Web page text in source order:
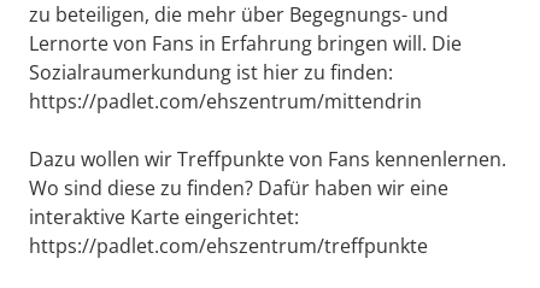
zu beteiligen, die mehr über Begegnungs- und
Lernorte von Fans in Erfahrung bringen will. Die
Sozialraumerkundung ist hier zu finden:
https://padlet.com/ehszentrum/mittendrin
Dazu wollen wir Treffpunkte von Fans kennenlernen.
Wo sind diese zu finden? Dafür haben wir eine
interaktive Karte eingerichtet:
https://padlet.com/ehszentrum/treffpunkte